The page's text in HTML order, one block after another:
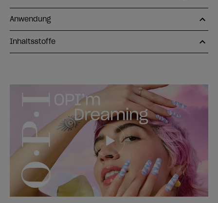
Anwendung
Inhaltsstoffe